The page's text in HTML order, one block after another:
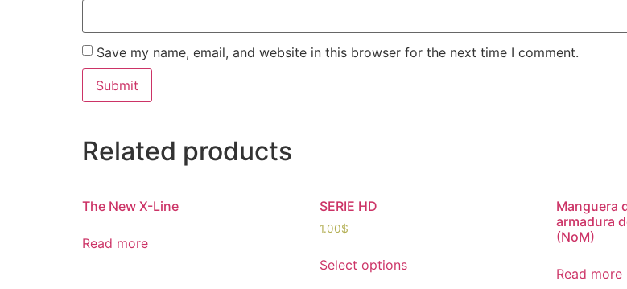
Save my name, email, and website in this browser for the next time I comment.
Related products
The New X-Line
Read more
SERIE HD
1.00$
Select options
Manguera
armadura
(NoM)
Read more